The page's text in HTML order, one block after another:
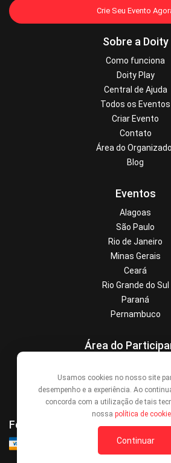
Crie Seu Evento
Sobre a Doity
Como funciona
Doity Play
Central de Ajuda
Todos os Eventos
Criar Evento
Contato
Área do
Blog
Eventos
Alagoas
São Paulo
Rio de Janeiro
Minas Gerais
Ceará
Rio Grande do Sul
Paraná
Pernambuco
Área do
Denunciar este
Contato
Formas de Pagamento
Usamos cookies no nosso site
desempenho e a experiência. Ao
concorda com a utilização de tais
nossa política de
Continuar